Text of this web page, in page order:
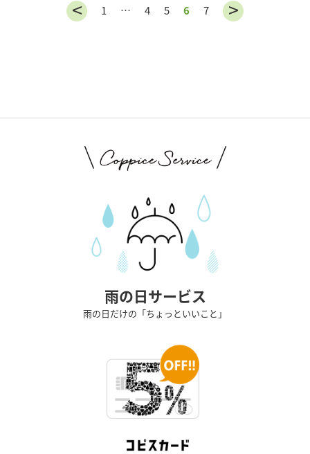
1 … 4 5 6 7
雨の日サービス
雨の日だけの「ちょっといいこと」